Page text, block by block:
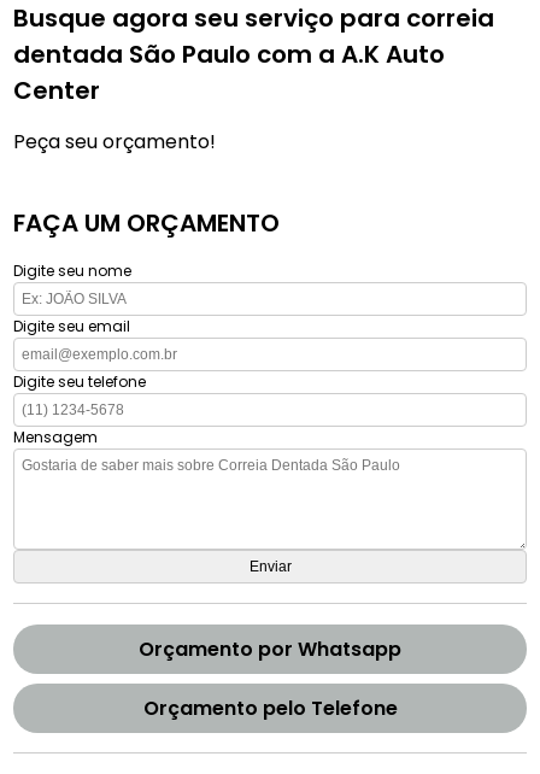
Busque agora seu serviço para correia
dentada São Paulo com a A.K Auto
Center
Peça seu orçamento!
FAÇA UM ORÇAMENTO
Digite seu nome
Digite seu email
Digite seu telefone
Mensagem
Orçamento por Whatsapp
Orçamento pelo Telefone